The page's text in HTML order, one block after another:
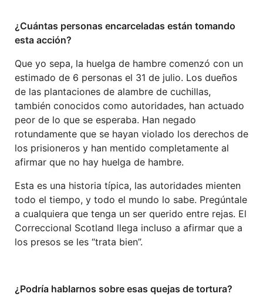
¿Cuántas personas encarceladas están tomando
esta acción?
Que yo sepa, la huelga de hambre comenzó con un
estimado de 6 personas el 31 de julio. Los dueños
de las plantaciones de alambre de cuchillas,
también conocidos como autoridades, han actuado
peor de lo que se esperaba. Han negado
rotundamente que se hayan violado los derechos de
los prisioneros y han mentido completamente al
afirmar que no hay huelga de hambre.
Esta es una historia típica, las autoridades mienten
todo el tiempo, y todo el mundo lo sabe. Pregúntale
a cualquiera que tenga un ser querido entre rejas. El
Correccional Scotland llega incluso a afirmar que a
los presos se les “trata bien”.
¿Podría hablarnos sobre esas quejas de tortura?